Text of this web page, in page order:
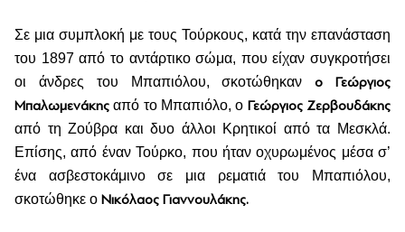
Σε μια συμπλοκή με τους Τούρκους, κατά την επανάσταση
του 1897 από το αντάρτικο σώμα, που είχαν συγκροτήσει
οι άνδρες του Μπαπιόλου, σκοτώθηκανο Γεώργιος
Μπαλωμενάκης από το Μπαπιόλο, ο Γεώργιος Ζερβουδάκης
από τη Ζούβρα και δυο άλλοι Κρητικοί από τα Μεσκλά.
Επίσης, από έναν Τούρκο, που ήταν οχυρωμένος μέσα σ’
ένα ασβεστοκάμινο σε μια ρεματιά του Μπαπιόλου,
σκοτώθηκε ο Νικόλαος Γιαννουλάκης.